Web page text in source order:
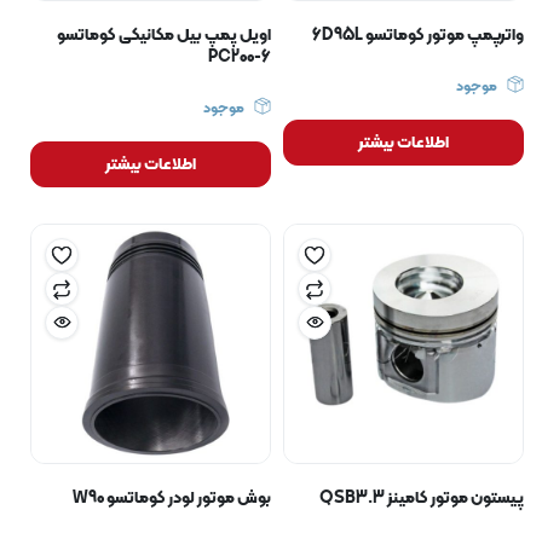
واترپمپ موتور کوماتسو 6D95L
موجود
اطلاعات بیشتر
اویل پمپ بیل مکانیکی کوماتسو
PC200-6
موجود
اطلاعات بیشتر
پیستون موتور کامینز QSB3.3 بوش موتور لودر کوماتسو W90